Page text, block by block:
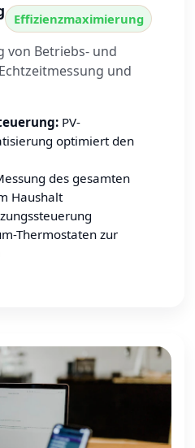
Effizienzmaximierung
von Betriebs- und
und
PV-
optimiert den
des gesamten
Haushalt
Thermostaten zur